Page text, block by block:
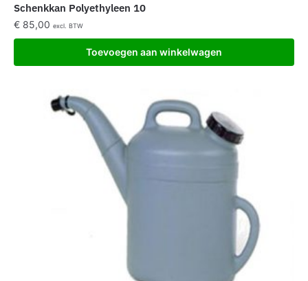
Schenkkan Polyethyleen 10
€ 85,00 excl. BTW
Toevoegen aan winkelwagen